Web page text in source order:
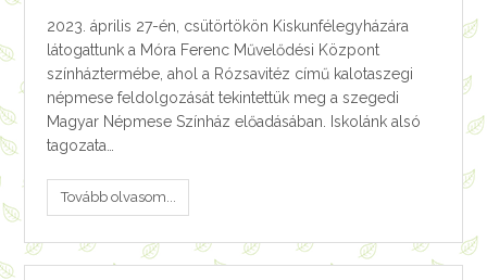
2023. április 27-én, csütörtökön Kiskunfélegyházára
látogattunk a Móra Ferenc Művelődési Központ
színháztermébe, ahol a Rózsavitéz című kalotaszegi
népmese feldolgozását tekintettük meg a szegedi
Magyar Népmese Színház előadásában. Iskolánk alsó
tagozata…
Tovább olvasom...